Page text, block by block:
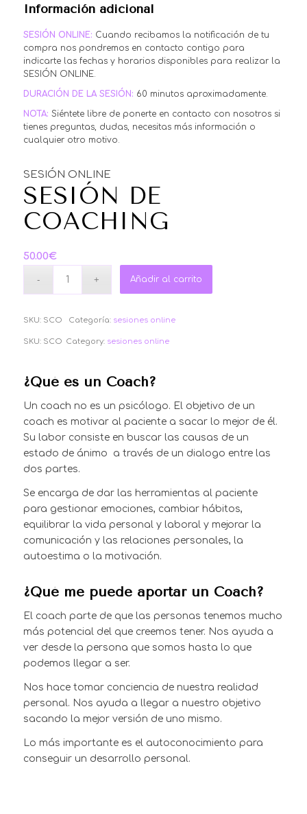
Información adicional
SESIÓN ONLINE: Cuando recibamos la notificación de tu
compra nos pondremos en contacto contigo para
indicarte las fechas y horarios disponibles para realizar la
SESIÓN ONLINE.
DURACIÓN DE LA SESIÓN: 60 minutos aproximadamente.
NOTA: Siéntete libre de ponerte en contacto con nosotros si
tienes preguntas, dudas, necesitas más información o
cualquier otro motivo.
SESIÓN ONLINE
SESIÓN DE
COACHING
50.00€
Añadir al carrito
SKU: SCO Categoría: sesiones online
SKU:SCO Category: sesiones online
¿Qué es un Coach?
Un coach no es un psicólogo. El objetivo de un
coach es motivar al paciente a sacar lo mejor de él.
Su labor consiste en buscar las causas de un
estado de ánimo a través de un dialogo entre las
dos partes.
Se encarga de dar las herramientas al paciente
para gestionar emociones, cambiar hábitos,
equilibrar la vida personal y laboral y mejorar la
comunicación y las relaciones personales, la
autoestima o la motivación.
¿Qué me puede aportar un Coach?
El coach parte de que las personas tenemos mucho
más potencial del que creemos tener. Nos ayuda a
ver desde la persona que somos hasta lo que
podemos llegar a ser.
Nos hace tomar conciencia de nuestra realidad
personal. Nos ayuda a llegar a nuestro objetivo
sacando la mejor versión de uno mismo.
Lo más importante es el autoconocimiento para
conseguir un desarrollo personal.